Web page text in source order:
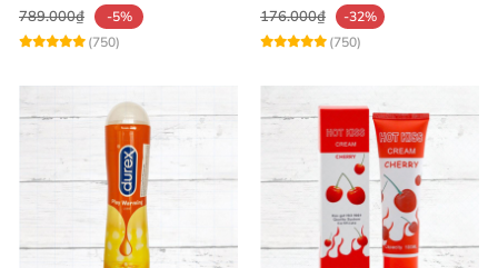
789.000₫
-5%
(750)
176.000₫
-32%
(750)